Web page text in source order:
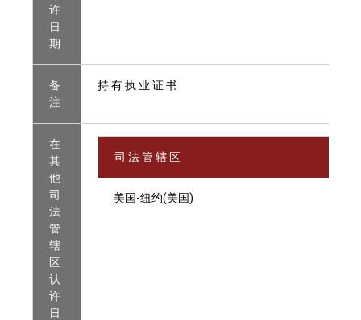
许
日
期
备
注
持 有 执 业 证 书
在
其
他
司
法
管
辖
区
认
许
日
司 法 管 辖 区
美国-纽约(美国)